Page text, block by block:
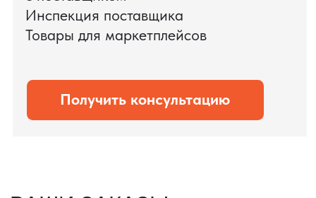
Оставить заявку